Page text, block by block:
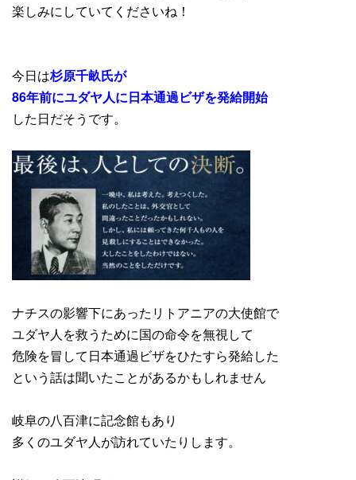
楽しみにしていてくださいね！
今日は杉原千畝氏が
86年前にユダヤ人に日本通過ビザを発給開始
した日だそうです。
ナチスの影響下にあったリトアニアの大使館で
ユダヤ人を救うために国の命令を無視して
危険を冒して日本通過ビザをひたすら発給した
という話は聞いたことがあるかもしれません
岐阜の八百津に記念館もあり
多くのユダヤ人が訪れていたりします。